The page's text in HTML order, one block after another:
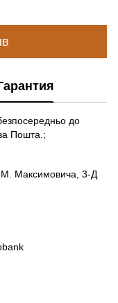
до
Пошта.;
М. Максимовича, 3-Д